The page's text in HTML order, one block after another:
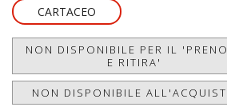
CARTACEO
NON DISPONIBILE PER IL
E RITIRA'
NON DISPONIBILE